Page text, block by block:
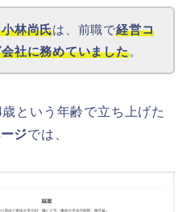
林尚氏は、前職で経営コ
社に務めていました。
という年齢で立ち上げた
ジでは、